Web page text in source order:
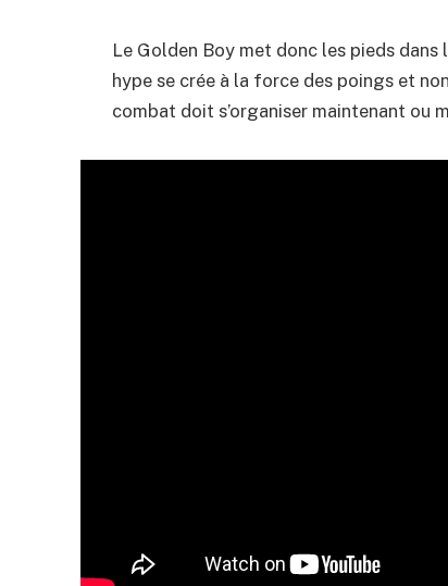
Le Golden Boy met donc les pieds dans
hype se crée à la force des poings et
combat doit s’organiser maintenant ou